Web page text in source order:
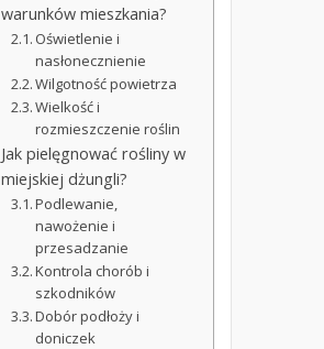
warunków mieszkania?
Oświetlenie i
nasłonecznienie
Wilgotność powietrza
Wielkość i
rozmieszczenie roślin
Jak pielęgnować rośliny w
miejskiej dżungli?
Podlewanie,
nawożenie i
przesadzanie
Kontrola chorób i
szkodników
Dobór podłoży i
doniczek